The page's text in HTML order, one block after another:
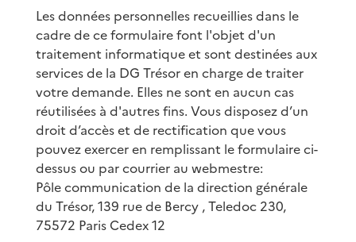
Les données personnelles recueillies dans le
cadre de ce formulaire font l'objet d'un
traitement informatique et sont destinées aux
services de la DG Trésor en charge de traiter
votre demande. Elles ne sont en aucun cas
réutilisées à d'autres fins. Vous disposez d’un
droit d’accès et de rectification que vous
pouvez exercer en remplissant le formulaire ci-
dessus ou par courrier au webmestre:
Pôle communication de la direction générale
du Trésor, 139 rue de Bercy , Teledoc 230,
75572 Paris Cedex 12